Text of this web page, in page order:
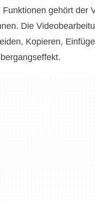
gehört der
Die
Kopieren,